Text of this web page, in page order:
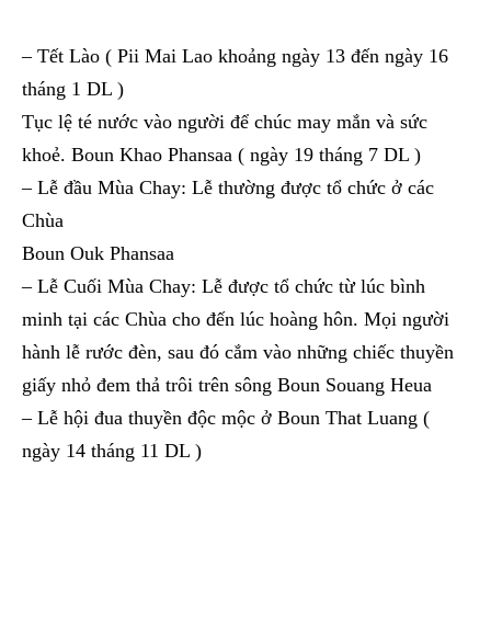
– Tết Lào ( Pii Mai Lao khoảng ngày 13 đến ngày 16
tháng 1 DL )
Tục lệ té nước vào người để chúc may mắn và sức
khoẻ. Boun Khao Phansaa ( ngày 19 tháng 7 DL )
– Lễ đầu Mùa Chay: Lễ thường được tổ chức ở các
Chùa
Boun Ouk Phansaa
– Lễ Cuối Mùa Chay: Lễ được tổ chức từ lúc bình
minh tại các Chùa cho đến lúc hoàng hôn. Mọi người
hành lễ rước đèn, sau đó cắm vào những chiếc thuyền
giấy nhỏ đem thả trôi trên sông Boun Souang Heua
– Lễ hội đua thuyền độc mộc ở Boun That Luang (
ngày 14 tháng 11 DL )